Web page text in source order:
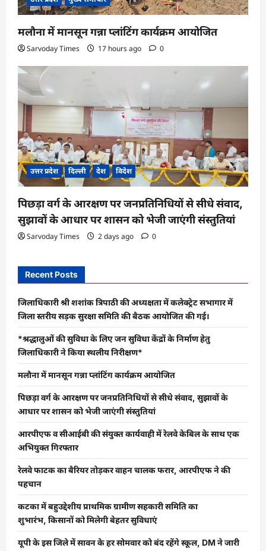
मलौना में मानसून गन्ना प्लांटिंग कार्यक्रम आयोजित
Sarvoday Times 17 hours ago 0
उत्तर प्रदेश दिल्ली देश विदेश
पिछड़ा वर्ग के आरक्षण पर जनप्रतिनिधियों से सीधे संवाद,
सुझावों के आधार पर शासन को भेजी जाएंगी संस्तुतियां
Sarvoday Times 2 days ago 0
Recent Posts
जिलाधिकारी श्री शशांक त्रिपाठी की अध्यक्षता में कलेक्ट्रेट सभागार में
जिला स्तरीय सड़क सुरक्षा समिति की बैठक आयोजित की गई।
*श्रद्धालुओं की सुविधा के लिए जन सुविधा केंद्रों के निर्माण हेतु
जिलाधिकारी ने किया स्थलीय निरीक्षण*
मलौना में मानसून गन्ना प्लांटिंग कार्यक्रम आयोजित
पिछड़ा वर्ग के आरक्षण पर जनप्रतिनिधियों से सीधे संवाद, सुझावों के
आधार पर शासन को भेजी जाएंगी संस्तुतियां
आरपीएफ व सीआईबी की संयुक्त कार्यवाही में रेलवे केबिल के साथ एक
अभियुक्त गिरफ्तार
रेलवे फाटक का बैरियर तोड़कर वाहन चालक फरार, आरपीएफ ने की
पहचान
कटका में बहुउद्देशीय प्राथमिक ग्रामीण सहकारी समिति का
शुभारंभ, किसानों को मिलेगी बेहतर सुविधाएं
यूपी के इस जिले में सावन के हर सोमवार को बंद रहेंगे स्कूल, DM ने जारी